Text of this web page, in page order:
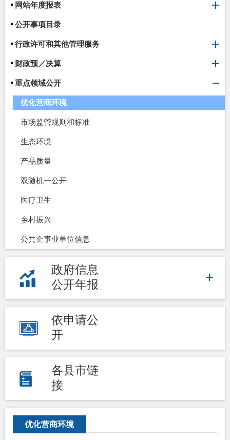
网站年度报表
公开事项目录
行政许可和其他管理服务
财政预／决算
重点领域公开
优化营商环境
市场监管规则和标准
生态环境
产品质量
双随机一公开
医疗卫生
乡村振兴
公共企事业单位信息
政府信息
公开年报
依申请公
开
各县市链
接
优化营商环境